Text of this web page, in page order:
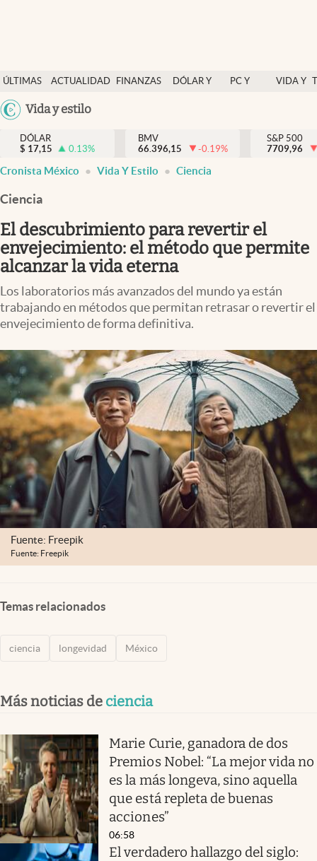
ÚLTIMAS
NOTICIAS
ACTUALIDAD
FINANZAS
DÓLAR Y
PC Y
VIDA Y
México
Vida y estilo
Actualidad
Finanzas y economía
Dólar y mercados
Pc y celular
Vida y estilo
Tv
Clima
Espiritualidad
Mediakit
abre en nueva pestaña
México
DÓLAR
$ 17,15 0.13%
BMV
66.396,15
-0.19%
S&P 500
7709,96
Cronista México Vida Y Estilo Ciencia
Ciencia
El descubrimiento para revertir el
envejecimiento: el método que permite
alcanzar la vida eterna
Los laboratorios más avanzados del mundo ya están
trabajando en métodos que permitan retrasar o revertir el
envejecimiento de forma definitiva.
Fuente: Freepik
Fuente: Freepik
Temas relacionados
ciencia longevidad México
Más noticias de ciencia
Marie Curie, ganadora de dos
Premios Nobel: “La mejor vida no
es la más longeva, sino aquella
que está repleta de buenas
acciones”
06:58
El verdadero hallazgo del siglo: